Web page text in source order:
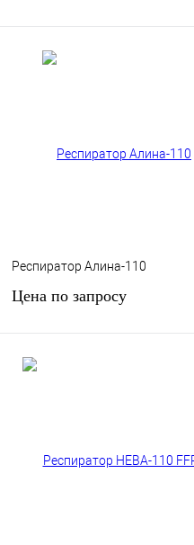
Респиратор Алина-110
Цена по запросу